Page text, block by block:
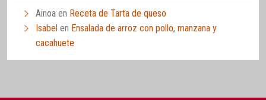
Ainoa en Receta de Tarta de queso
Isabel en Ensalada de arroz con pollo, manzana y
cacahuete